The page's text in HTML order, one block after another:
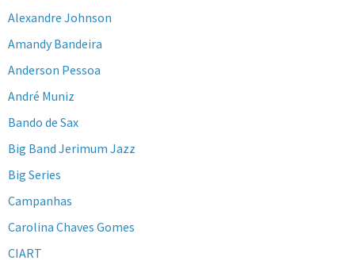
Alexandre Johnson
Amandy Bandeira
Anderson Pessoa
André Muniz
Bando de Sax
Big Band Jerimum Jazz
Big Series
Campanhas
Carolina Chaves Gomes
CIART